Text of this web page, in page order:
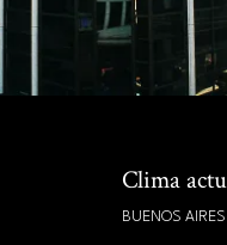
Clima
BUENOS AIRES